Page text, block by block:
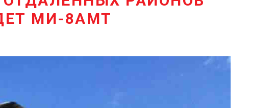
МИ-8АМТ